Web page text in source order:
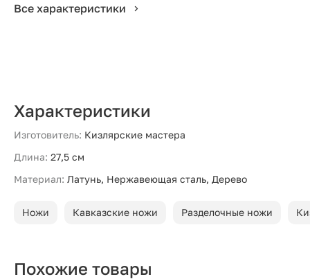
Все характеристики
Характеристики
Изготовитель: Кизлярские мастера
Длина: 27,5 см
Материал: Латунь, Нержавеющая сталь, Дерево
Ножи Кавказские ножи Разделочные ножи
Похожие товары